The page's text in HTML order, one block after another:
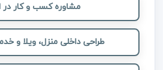
مشاوره کسب و کار در
طراحی داخلی منزل، ویلا و